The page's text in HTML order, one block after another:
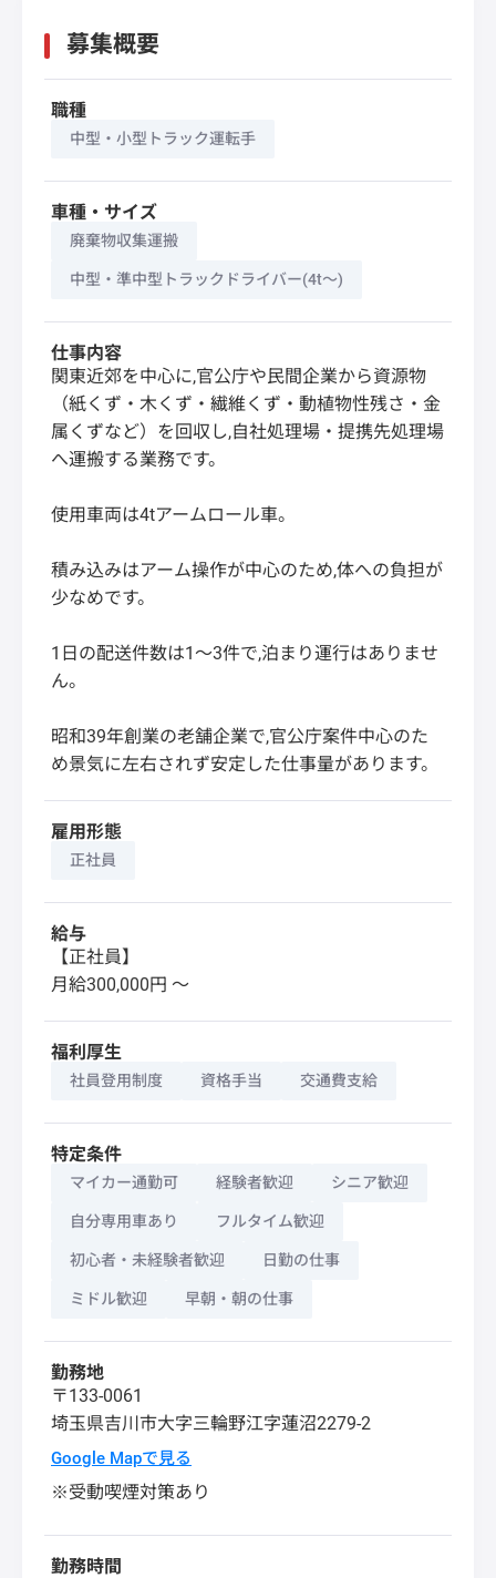
募集概要
職種
中型・小型トラック運転手
車種・サイズ
廃棄物収集運搬
中型・準中型トラックドライバー(4t～)
仕事内容
関東近郊を中心に,官公庁や民間企業から資源物
（紙くず・木くず・繊維くず・動植物性残さ・金
属くずなど）を回収し,自社処理場・提携先処理場
へ運搬する業務です。
使用車両は4tアームロール車。
積み込みはアーム操作が中心のため,体への負担が
少なめです。
1日の配送件数は1〜3件で,泊まり運行はありませ
ん。
昭和39年創業の老舗企業で,官公庁案件中心のた
め景気に左右されず安定した仕事量があります。
雇用形態
正社員
給与
【正社員】
月給300,000円 〜
福利厚生
社員登用制度 資格手当 交通費支給
特定条件
マイカー通勤可 経験者歓迎 シニア歓迎
自分専用車あり フルタイム歓迎
初心者・未経験者歓迎 日勤の仕事
ミドル歓迎 早朝・朝の仕事
勤務地
〒133-0061
埼玉県吉川市大字三輪野江字蓮沼2279-2
Google Mapで見る
※受動喫煙対策あり
勤務時間